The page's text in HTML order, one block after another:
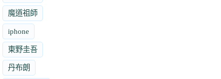
魔道祖師
iphone
東野圭吾
丹布朗